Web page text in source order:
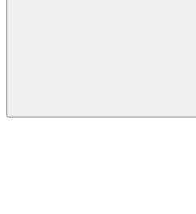
Buscar